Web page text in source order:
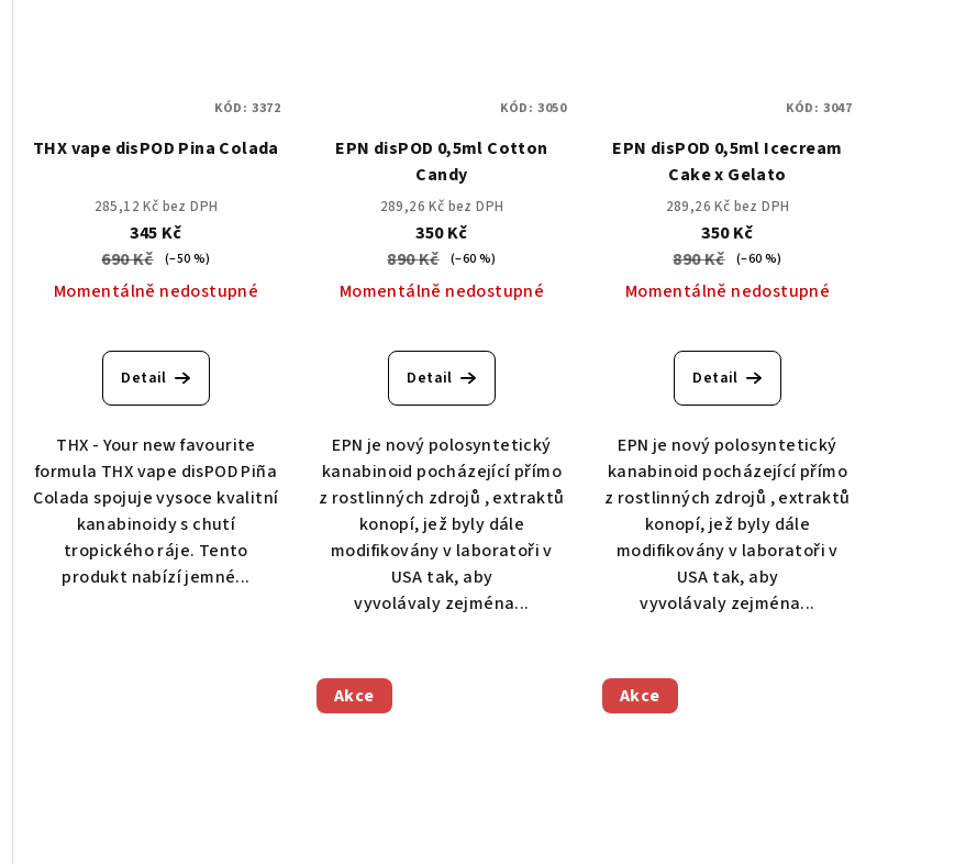
THX vape disPOD Pina Colada
285,12 Kč bez DPH
345 Kč
690 Kč
(–50 %)
Momentálně nedostupné
Detail
THX - Your new favourite
formula THX vape disPOD Piña
Colada spojuje vysoce kvalitní
kanabinoidy s chutí
tropického ráje. Tento
produkt nabízí jemné...
KÓD: 3372
EPN disPOD 0,5ml Cotton
Candy
289,26 Kč bez DPH
350 Kč
890 Kč
(–60 %)
Momentálně nedostupné
Detail
EPN je nový polosyntetický
kanabinoid pocházející přímo
z rostlinných zdrojů , extraktů
konopí, jež byly dále
modifikovány v laboratoři v
USA tak, aby
vyvolávaly zejména...
KÓD: 3050
EPN disPOD 0,5ml Icecream
Cake x Gelato
289,26 Kč bez DPH
350 Kč
890 Kč
(–60 %)
Momentálně nedostupné
Detail
EPN je nový polosyntetický
kanabinoid pocházející přímo
z rostlinných zdrojů , extraktů
konopí, jež byly dále
modifikovány v laboratoři v
USA tak, aby
vyvolávaly zejména...
KÓD: 3047
Akce Akce